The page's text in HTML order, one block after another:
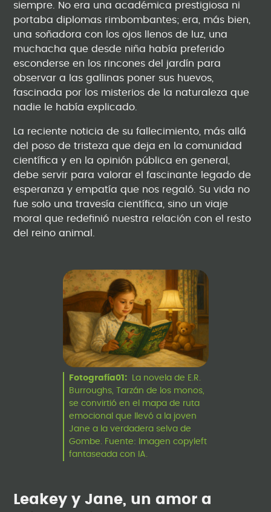
siempre. No era una académica prestigiosa ni
portaba diplomas rimbombantes; era, más bien,
una soñadora con los ojos llenos de luz, una
muchacha que desde niña había preferido
esconderse en los rincones del jardín para
observar a las gallinas poner sus huevos,
fascinada por los misterios de la naturaleza que
nadie le había explicado.
La reciente noticia de su fallecimiento, más allá
del poso de tristeza que deja en la comunidad
científica y en la opinión pública en general,
debe servir para valorar el fascinante legado de
esperanza y empatía que nos regaló. Su vida no
fue solo una travesía científica, sino un viaje
moral que redefinió nuestra relación con el resto
del reino animal.
Fotografía01:
La novela de E.R.
Burroughs, Tarzán de los monos,
se convirtió en el mapa de ruta
emocional que llevó a la joven
Jane a la verdadera selva de
Gombe. Fuente: Imagen copyleft
fantaseada con IA.
Leakey y Jane, un amor a